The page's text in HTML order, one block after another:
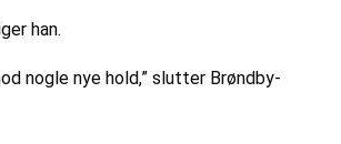
han.
nogle nye hold,” slutter Brøndby-